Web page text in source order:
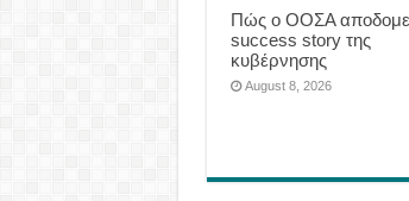
Πώς ο ΟΟΣΑ
success story της
κυβέρνησης
August 8, 2026